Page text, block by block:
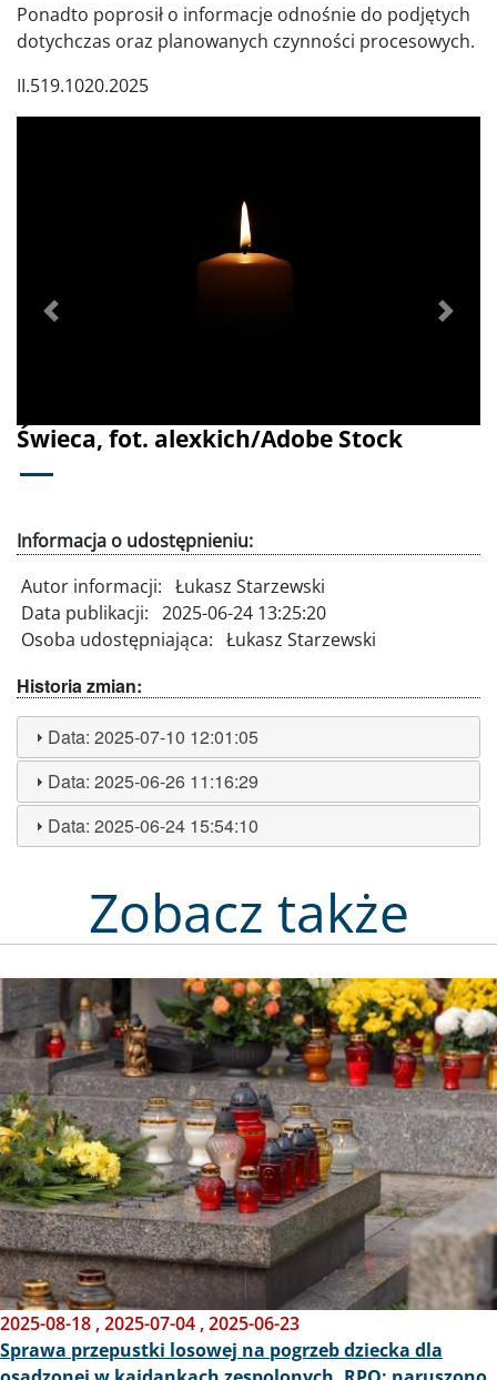
Ponadto poprosił o informacje odnośnie do podjętych
dotychczas oraz planowanych czynności procesowych.
II.519.1020.2025
Świeca, fot. alexkich/Adobe Stock
Poprzednie Dalej
Informacja o udostępnieniu:
Autor informacji: Łukasz Starzewski
Data publikacji: 2025-06-24 13:25:20
Osoba udostępniająca: Łukasz Starzewski
Historia zmian:
Data:2025-07-10 12:01:05
Data:2025-06-26 11:16:29
Data:2025-06-24 15:54:10
Zobacz także
Obraz
2025-08-18 ,2025-07-04 ,2025-06-23
Sprawa przepustki losowej na pogrzeb dziecka dla